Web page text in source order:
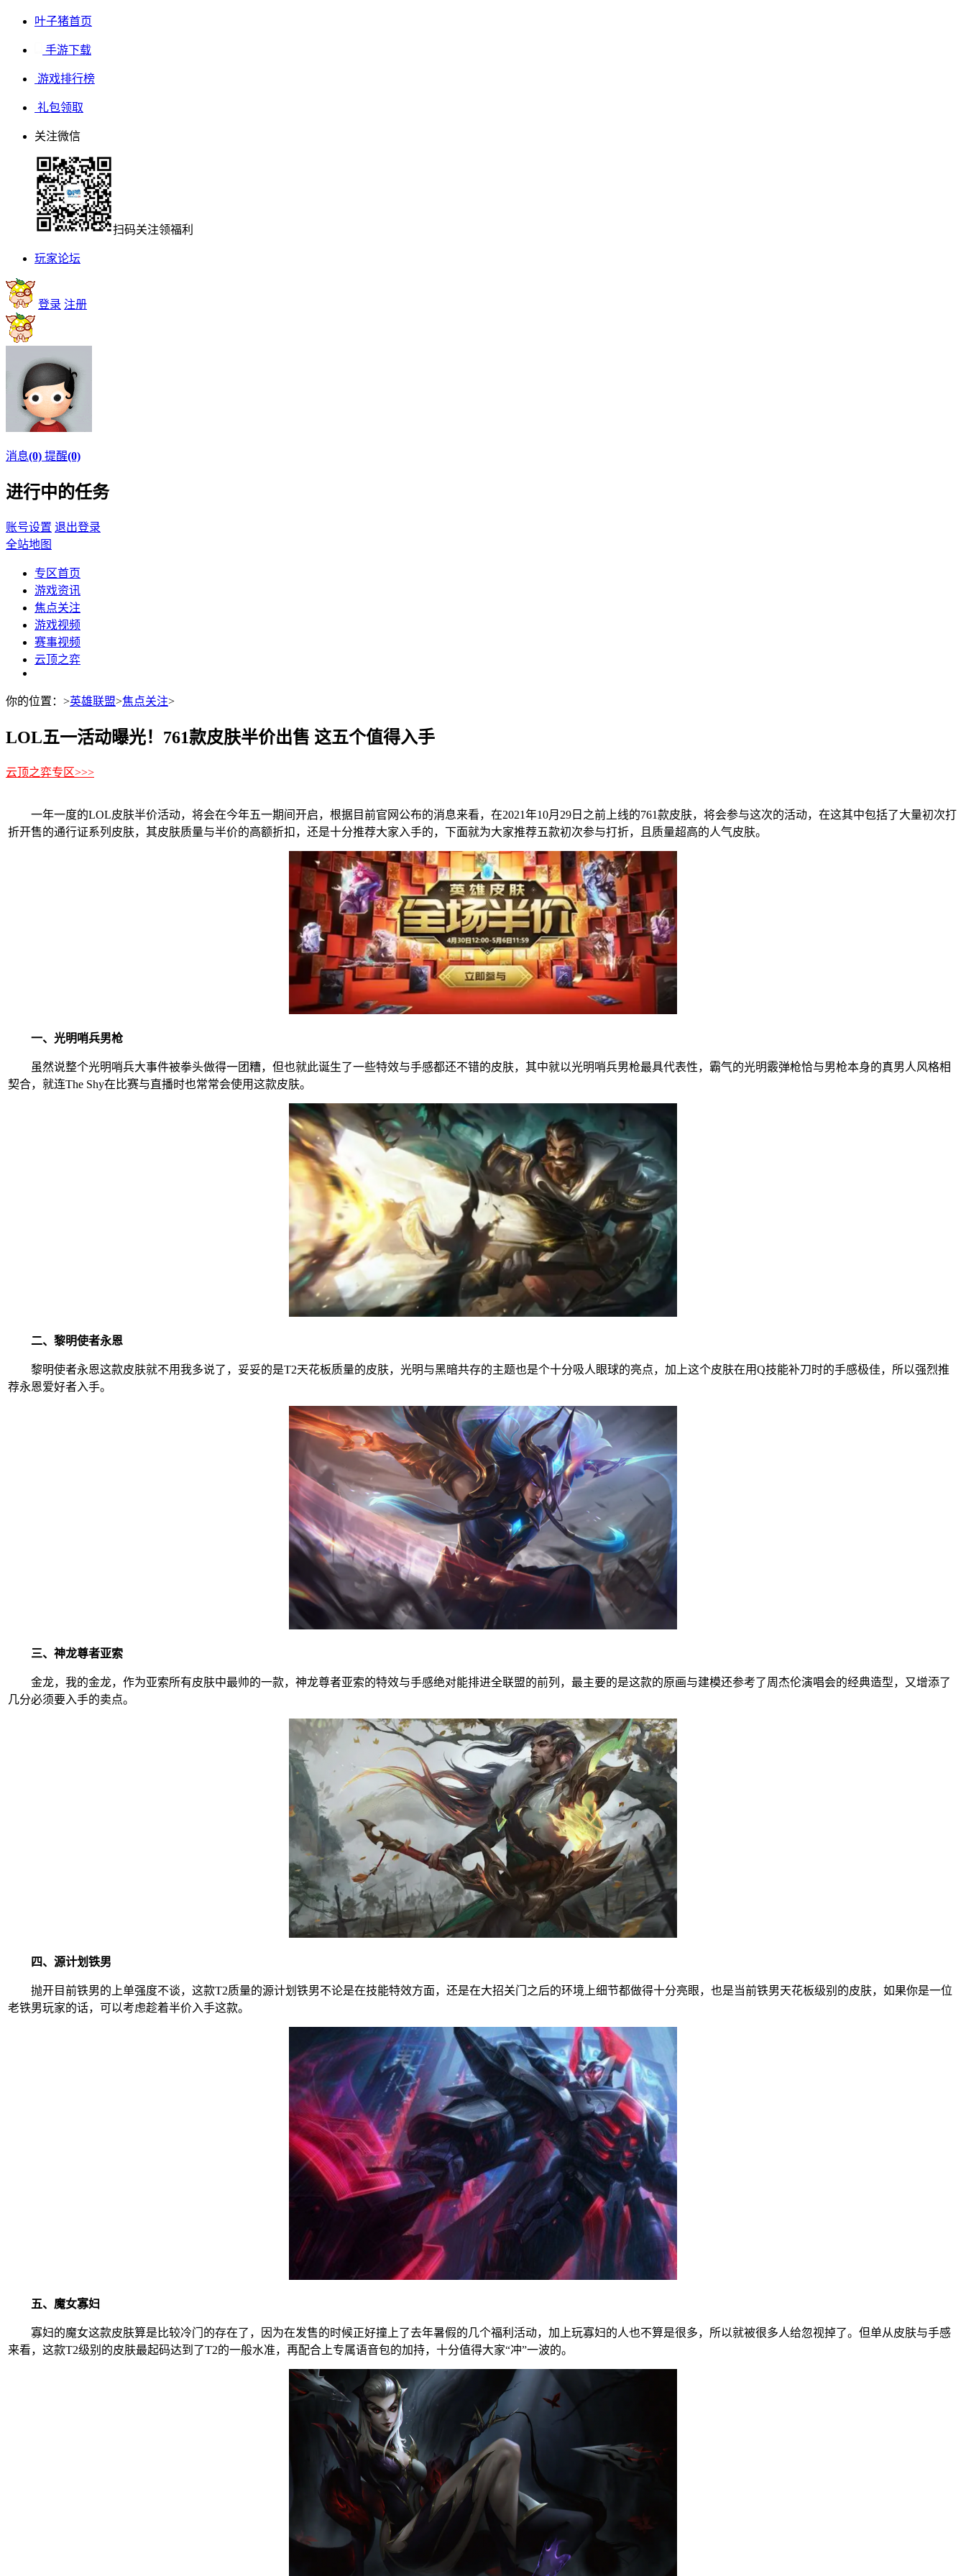
叶子猪首页
手游下载
游戏排行榜
礼包领取
关注微信
扫码关注领福利
玩家论坛
登录 注册
消息(0) 提醒(0)
进行中的任务
账号设置 退出登录
全站地图
专区首页
游戏资讯
焦点关注
游戏视频
赛事视频
云顶之弈
你的位置： >英雄联盟>焦点关注>
LOL五一活动曝光！761款皮肤半价出售 这五个值得入手
云顶之弈专区>>>
一年一度的LOL皮肤半价活动，将会在今年五一期间开启，根据目前官网公布的消息来看，在2021年10月29日之前上线的761款皮肤，将会参与这次的活动，在这其中包括了大量初次打
折开售的通行证系列皮肤，其皮肤质量与半价的高额折扣，还是十分推荐大家入手的，下面就为大家推荐五款初次参与打折，且质量超高的人气皮肤。
一、光明哨兵男枪
虽然说整个光明哨兵大事件被拳头做得一团糟，但也就此诞生了一些特效与手感都还不错的皮肤，其中就以光明哨兵男枪最具代表性，霸气的光明霰弹枪恰与男枪本身的真男人风格相
契合，就连The Shy在比赛与直播时也常常会使用这款皮肤。
二、黎明使者永恩
黎明使者永恩这款皮肤就不用我多说了，妥妥的是T2天花板质量的皮肤，光明与黑暗共存的主题也是个十分吸人眼球的亮点，加上这个皮肤在用Q技能补刀时的手感极佳，所以强烈推
荐永恩爱好者入手。
三、神龙尊者亚索
金龙，我的金龙，作为亚索所有皮肤中最帅的一款，神龙尊者亚索的特效与手感绝对能排进全联盟的前列，最主要的是这款的原画与建模还参考了周杰伦演唱会的经典造型，又增添了
几分必须要入手的卖点。
四、源计划铁男
抛开目前铁男的上单强度不谈，这款T2质量的源计划铁男不论是在技能特效方面，还是在大招关门之后的环境上细节都做得十分亮眼，也是当前铁男天花板级别的皮肤，如果你是一位
老铁男玩家的话，可以考虑趁着半价入手这款。
五、魔女寡妇
寡妇的魔女这款皮肤算是比较冷门的存在了，因为在发售的时候正好撞上了去年暑假的几个福利活动，加上玩寡妇的人也不算是很多，所以就被很多人给忽视掉了。但单从皮肤与手感
来看，这款T2级别的皮肤最起码达到了T2的一般水准，再配合上专属语音包的加持，十分值得大家“冲”一波的。